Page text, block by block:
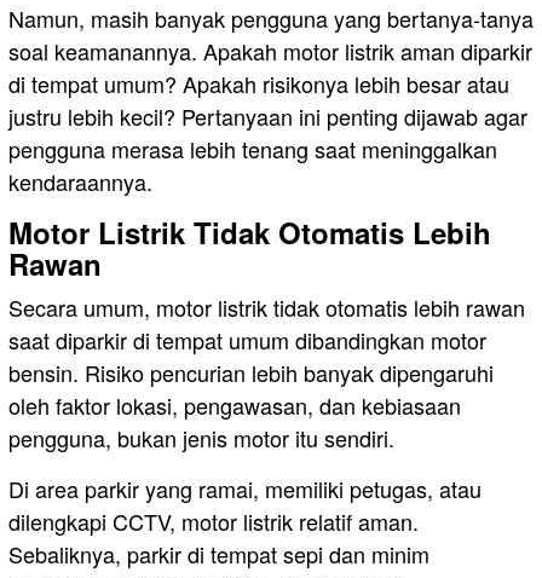
Namun, masih banyak pengguna yang bertanya-tanya
soal keamanannya. Apakah motor listrik aman diparkir
di tempat umum? Apakah risikonya lebih besar atau
justru lebih kecil? Pertanyaan ini penting dijawab agar
pengguna merasa lebih tenang saat meninggalkan
kendaraannya.
Motor Listrik Tidak Otomatis Lebih
Rawan
Secara umum, motor listrik tidak otomatis lebih rawan
saat diparkir di tempat umum dibandingkan motor
bensin. Risiko pencurian lebih banyak dipengaruhi
oleh faktor lokasi, pengawasan, dan kebiasaan
pengguna, bukan jenis motor itu sendiri.
Di area parkir yang ramai, memiliki petugas, atau
dilengkapi CCTV, motor listrik relatif aman.
Sebaliknya, parkir di tempat sepi dan minim